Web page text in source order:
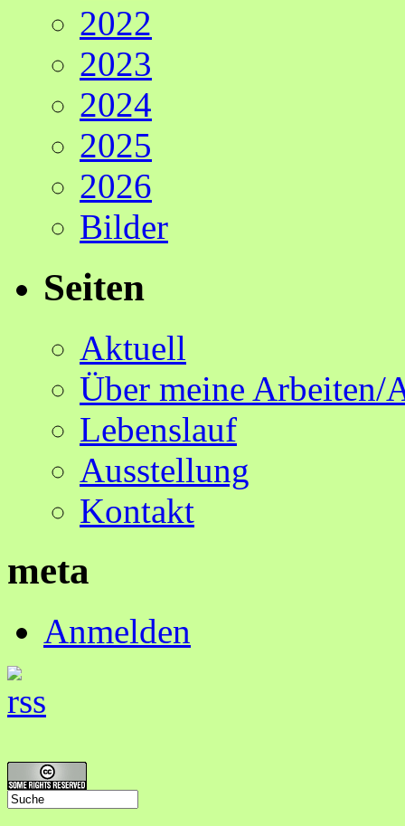
2022
2023
2024
2025
2026
Bilder
Seiten
Aktuell
Über meine Arbeiten/
Lebenslauf
Ausstellung
Kontakt
meta
Anmelden